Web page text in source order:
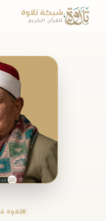
شبكة تلاوة
للقرآن الكريم
تلاوة